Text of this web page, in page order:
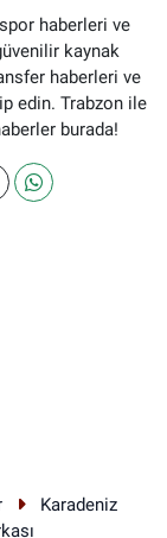
haberleri ve
kaynak
haberleri ve
edin. Trabzon ile
burada!
Karadeniz